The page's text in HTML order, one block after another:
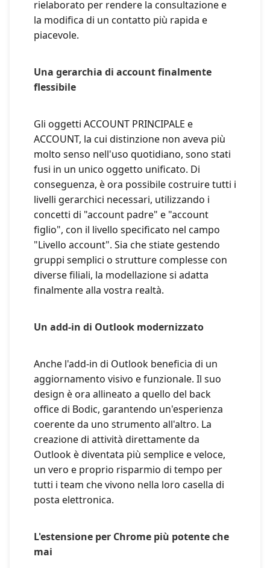
rielaborato per rendere la consultazione e
la modifica di un contatto più rapida e
piacevole.
Una gerarchia di account finalmente
flessibile
Gli oggetti ACCOUNT PRINCIPALE e
ACCOUNT, la cui distinzione non aveva più
molto senso nell'uso quotidiano, sono stati
fusi in un unico oggetto unificato. Di
conseguenza, è ora possibile costruire tutti i
livelli gerarchici necessari, utilizzando i
concetti di "account padre" e "account
figlio", con il livello specificato nel campo
"Livello account". Sia che stiate gestendo
gruppi semplici o strutture complesse con
diverse filiali, la modellazione si adatta
finalmente alla vostra realtà.
Un add-in di Outlook modernizzato
Anche l'add-in di Outlook beneficia di un
aggiornamento visivo e funzionale. Il suo
design è ora allineato a quello del back
office di Bodic, garantendo un'esperienza
coerente da uno strumento all'altro. La
creazione di attività direttamente da
Outlook è diventata più semplice e veloce,
un vero e proprio risparmio di tempo per
tutti i team che vivono nella loro casella di
posta elettronica.
L'estensione per Chrome più potente che
mai